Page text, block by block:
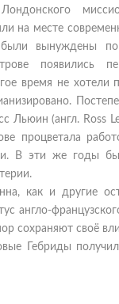
на месте
вынуждены
появились
время не
Льюин (англ. Ross
процветала
В эти же годы
как и другие
англо-
сохраняют своё
Гебриды